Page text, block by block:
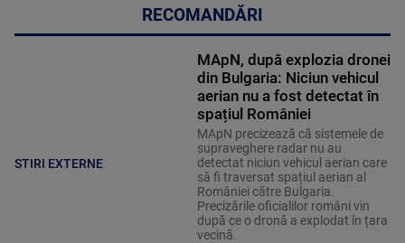
RECOMANDĂRI
STIRI EXTERNE
MApN, după explozia dronei
din Bulgaria: Niciun vehicul
aerian nu a fost detectat în
spațiul României
MApN precizează că sistemele de
supraveghere radar nu au
detectat niciun vehicul aerian care
să fi traversat spațiul aerian al
României către Bulgaria.
Precizările oficialilor români vin
după ce o dronă a explodat în țara
vecină.